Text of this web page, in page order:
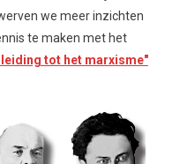
we meer inzichten
te maken met het
tot het marxisme"